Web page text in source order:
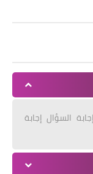
السؤال إجابة